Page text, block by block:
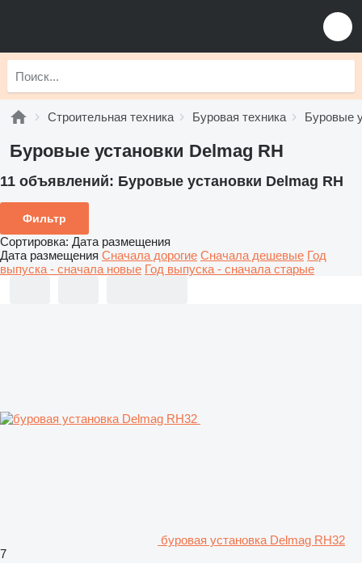
Строительная техника Буровая техника Буровые
Буровые установки Delmag RH
11 объявлений: Буровые установки Delmag RH
Фильтр
Сортировка: Дата размещения
Дата размещения Сначала дорогие Сначала дешевые Год
выпуска - сначала новые Год выпуска - сначала старые
буровая установка Delmag RH32
7